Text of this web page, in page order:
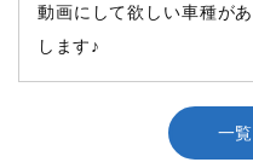
動画にして欲しい車種が
します♪
一